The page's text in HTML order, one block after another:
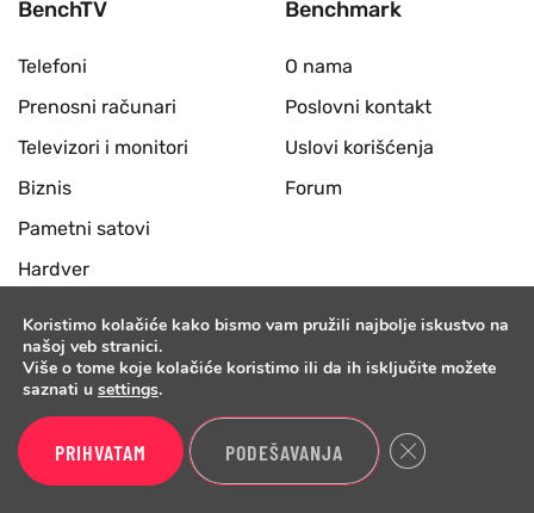
BenchTV
Telefoni
Prenosni računari
Televizori i monitori
Biznis
Pametni satovi
Hardver
Desktop računari
Periferije
Benchmark
Benchmark
O nama
Poslovni kontakt
Uslovi korišćenja
Forum
Koristimo kolačiće kako bismo vam pružili najbolje iskustvo na
našoj veb stranici.
Više o tome koje kolačiće koristimo ili da ih isključite možete
saznati u settings.
PRIHVATAM PODEŠAVANJA Close GDPR